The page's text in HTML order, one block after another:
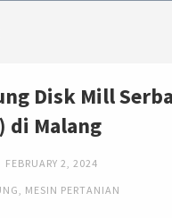
Disk Mill
di Malang
FEBRUARY 2, 2024
, MESIN PERTANIAN